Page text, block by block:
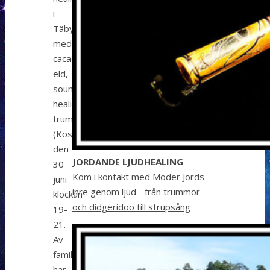
i
Täby
med
cacaoceremoni,
eld,
sound
healing,
trumcirkel
(Kostnadsfritt!)
den
30
juni
klockan
19-
21.
Av
familjeskäl
JORDANDE LJUDHEALING -
Kom i kontakt med Moder Jords
inre genom ljud - från trummor
och didgeridoo till strupsång